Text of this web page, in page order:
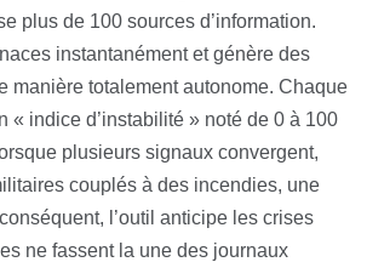
plus de 100 sources d’information.
instantanément et génère des
manière totalement autonome. Chaque
« indice d’instabilité » noté de 0 à 100
plusieurs signaux convergent,
couplés à des incendies, une
l’outil anticipe les crises
ne fassent la une des journaux